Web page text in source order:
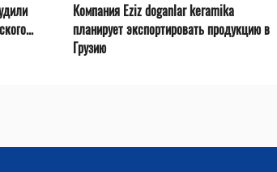
Компания Eziz doganlar keramika
планирует экспортировать продукцию в
Грузию